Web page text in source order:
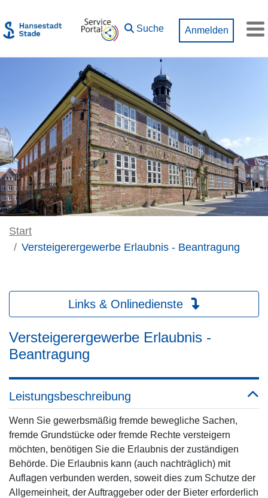
Suche
Anmelden
Start
Versteigerergewerbe Erlaubnis - Beantragung
Links & Onlinedienste
Versteigerergewerbe Erlaubnis -
Beantragung
Leistungsbeschreibung
Wenn Sie gewerbsmäßig fremde bewegliche Sachen,
fremde Grundstücke oder fremde Rechte versteigern
möchten, benötigen Sie die Erlaubnis der zuständigen
Behörde. Die Erlaubnis kann (auch nachträglich) mit
Auflagen verbunden werden, soweit dies zum Schutze der
Allgemeinheit, der Auftraggeber oder der Bieter erforderlich